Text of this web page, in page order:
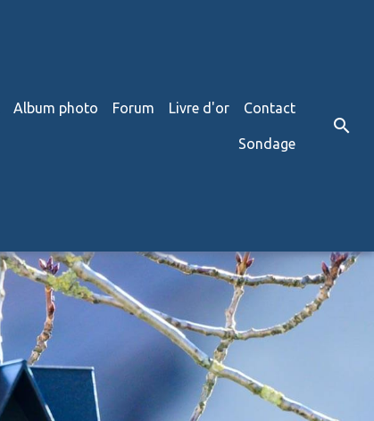
Album photo Forum Livre d'or Contact
Sondage